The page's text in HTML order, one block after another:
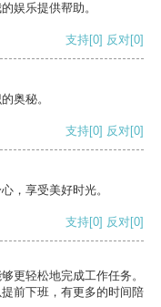
娱乐提供帮助。
支持[0] 反对[0]
奥秘。
支持[0] 反对[0]
，享受美好时光。
支持[0] 反对[0]
更轻松地完成工作任务。
前下班，有更多的时间陪